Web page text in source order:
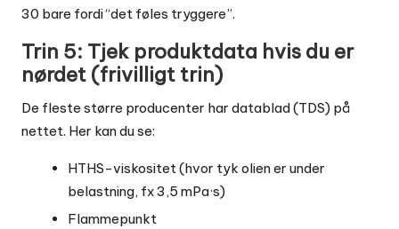
30 bare fordi “det føles tryggere”.
Trin 5: Tjek produktdata hvis du er
nørdet (frivilligt trin)
De fleste større producenter har datablad (TDS) på
nettet. Her kan du se:
HTHS-viskositet (hvor tyk olien er under
belastning, fx 3,5 mPa·s)
Flammepunkt